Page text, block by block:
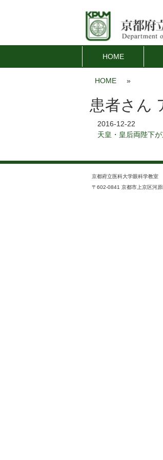
HOME
HOME »
患者さん
2016-12-22
天皇・皇后両陛下
京都府立医科大学眼科学教室
〒602-0841 京都市上京区河